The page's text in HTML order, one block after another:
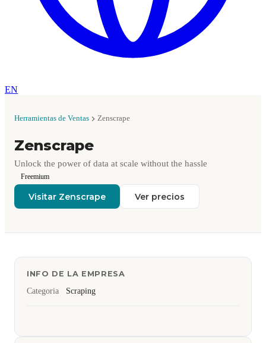
EN
Herramientas de Ventas Zenscrape
Zenscrape
Unlock the power of data at scale without the hassle
Freemium
Visitar Zenscrape Ver precios
INFO DE LA EMPRESA
Categoria
Scraping